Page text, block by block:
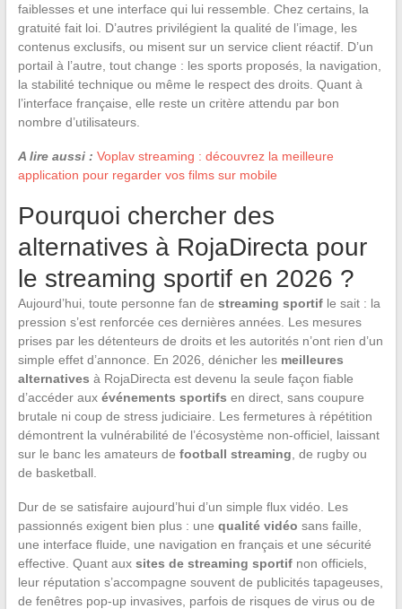
faiblesses et une interface qui lui ressemble. Chez certains, la
gratuité fait loi. D’autres privilégient la qualité de l’image, les
contenus exclusifs, ou misent sur un service client réactif. D’un
portail à l’autre, tout change : les sports proposés, la navigation,
la stabilité technique ou même le respect des droits. Quant à
l’interface française, elle reste un critère attendu par bon
nombre d’utilisateurs.
A lire aussi : Voplav streaming : découvrez la meilleure
application pour regarder vos films sur mobile
Pourquoi chercher des
alternatives à RojaDirecta pour
le streaming sportif en 2026 ?
Aujourd’hui, toute personne fan de streaming sportifle sait : la
pression s’est renforcée ces dernières années. Les mesures
prises par les détenteurs de droits et les autorités n’ont rien d’un
simple effet d’annonce. En 2026, dénicher les meilleures
alternatives à RojaDirecta est devenu la seule façon fiable
d’accéder aux événements sportifs en direct, sans coupure
brutale ni coup de stress judiciaire. Les fermetures à répétition
démontrent la vulnérabilité de l’écosystème non-officiel, laissant
sur le banc les amateurs de football streaming , de rugby ou
de basketball.
Dur de se satisfaire aujourd’hui d’un simple flux vidéo. Les
passionnés exigent bien plus : une qualité vidéo sans faille,
une interface fluide, une navigation en français et une sécurité
effective. Quant aux sites de streaming sportifnon officiels,
leur réputation s’accompagne souvent de publicités tapageuses,
de fenêtres pop-up invasives, parfois de risques de virus ou de